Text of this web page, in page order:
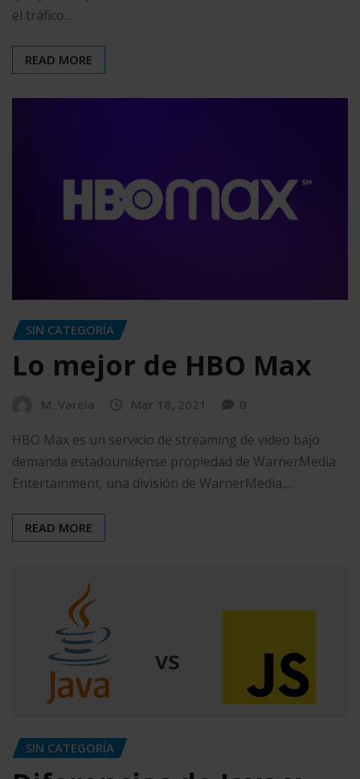
el tráfico…
READ MORE
SIN CATEGORÍA
Lo mejor de HBO Max
M. Varela Mar 18, 2021 0
HBO Max es un servicio de streaming de video bajo
demanda estadounidense propiedad de WarnerMedia
Entertainment, una división de WarnerMedia,…
READ MORE
SIN CATEGORÍA